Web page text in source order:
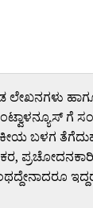
ಲೇಖನಗಳು
ಗೆ
ಬಳಗ
,